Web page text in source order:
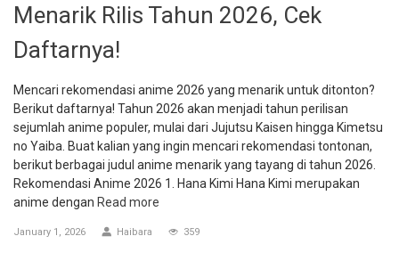
Menarik Rilis Tahun 2026, Cek
Daftarnya!
Mencari rekomendasi anime 2026 yang menarik untuk ditonton?
Berikut daftarnya! Tahun 2026 akan menjadi tahun perilisan
sejumlah anime populer, mulai dari Jujutsu Kaisen hingga Kimetsu
no Yaiba. Buat kalian yang ingin mencari rekomendasi tontonan,
berikut berbagai judul anime menarik yang tayang di tahun 2026.
Rekomendasi Anime 2026 1. Hana Kimi Hana Kimi merupakan
anime dengan Read more
January 1, 2026 Haibara 359